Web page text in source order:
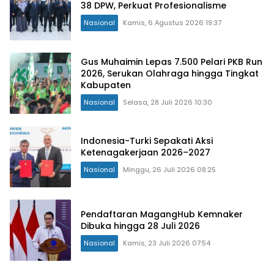
38 DPW, Perkuat Profesionalisme
Nasional Kamis, 6 Agustus 2026 19:37
Gus Muhaimin Lepas 7.500 Pelari PKB Run
2026, Serukan Olahraga hingga Tingkat
Kabupaten
Nasional Selasa, 28 Juli 2026 10:30
Indonesia-Turki Sepakati Aksi
Ketenagakerjaan 2026–2027
Nasional Minggu, 26 Juli 2026 08:25
Pendaftaran MagangHub Kemnaker
Dibuka hingga 28 Juli 2026
Nasional Kamis, 23 Juli 2026 07:54